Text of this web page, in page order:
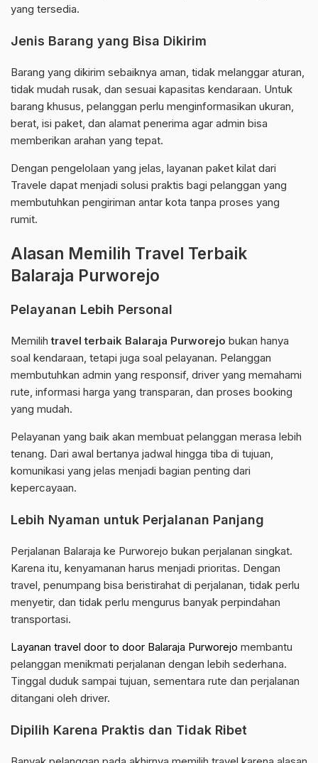
yang tersedia.
Jenis Barang yang Bisa Dikirim
Barang yang dikirim sebaiknya aman, tidak melanggar aturan,
tidak mudah rusak, dan sesuai kapasitas kendaraan. Untuk
barang khusus, pelanggan perlu menginformasikan ukuran,
berat, isi paket, dan alamat penerima agar admin bisa
memberikan arahan yang tepat.
Dengan pengelolaan yang jelas, layanan paket kilat dari
Travele dapat menjadi solusi praktis bagi pelanggan yang
membutuhkan pengiriman antar kota tanpa proses yang
rumit.
Alasan Memilih Travel Terbaik
Balaraja Purworejo
Pelayanan Lebih Personal
Memilihtravel terbaik Balaraja Purworejo bukan hanya
soal kendaraan, tetapi juga soal pelayanan. Pelanggan
membutuhkan admin yang responsif, driver yang memahami
rute, informasi harga yang transparan, dan proses booking
yang mudah.
Pelayanan yang baik akan membuat pelanggan merasa lebih
tenang. Dari awal bertanya jadwal hingga tiba di tujuan,
komunikasi yang jelas menjadi bagian penting dari
kepercayaan.
Lebih Nyaman untuk Perjalanan Panjang
Perjalanan Balaraja ke Purworejo bukan perjalanan singkat.
Karena itu, kenyamanan harus menjadi prioritas. Dengan
travel, penumpang bisa beristirahat di perjalanan, tidak perlu
menyetir, dan tidak perlu mengurus banyak perpindahan
transportasi.
Layanan travel door to door Balaraja Purworejo membantu
pelanggan menikmati perjalanan dengan lebih sederhana.
Tinggal duduk sampai tujuan, sementara rute dan perjalanan
ditangani oleh driver.
Dipilih Karena Praktis dan Tidak Ribet